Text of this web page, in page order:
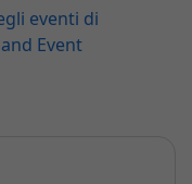
eventi di
Event